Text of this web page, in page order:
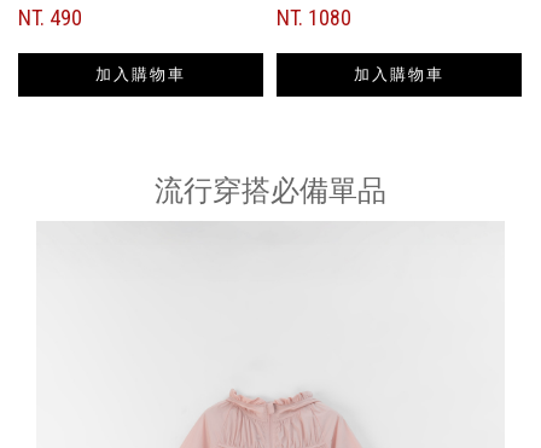
NT. 490
加入購物車
NT. 1080
加入購物車
流行穿搭必備單品